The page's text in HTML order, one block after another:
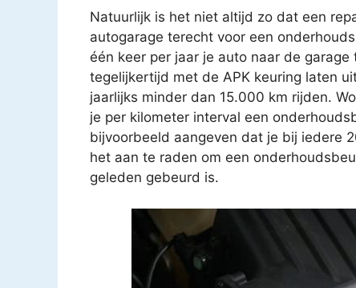
Natuurlijk is het niet altijd zo dat een
autogarage terecht voor een
één keer per jaar je auto naar de
tegelijkertijd met de APK keuring laten
jaarlijks minder dan 15.000 km rijden.
je per kilometer interval een
bijvoorbeeld aangeven dat je bij iedere
het aan te raden om een
geleden gebeurd is.